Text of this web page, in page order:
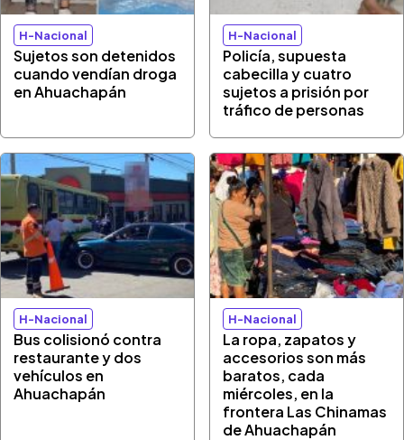
H-Nacional
Sujetos son detenidos
cuando vendían droga
en Ahuachapán
H-Nacional
Policía, supuesta
cabecilla y cuatro
sujetos a prisión por
tráfico de personas
H-Nacional
Bus colisionó contra
restaurante y dos
vehículos en
Ahuachapán
H-Nacional
La ropa, zapatos y
accesorios son más
baratos, cada
miércoles, en la
frontera Las Chinamas
de Ahuachapán